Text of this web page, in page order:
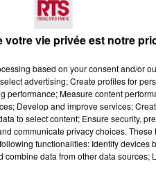
7 août 2026
DINER CONCERT
MARSEILLAN
votre vie privée est notre
based on your consent and/or
advertising; Create profiles for
performance; Measure content
Develop and improve services;
to select content; Ensure security,
communicate privacy choices.
functionalities: Identify devices
data from other data sources;